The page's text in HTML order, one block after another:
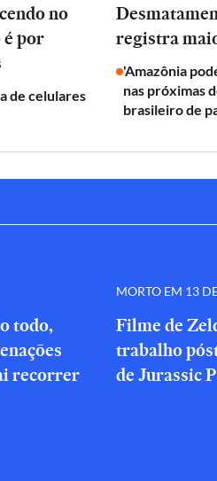
no
por
de celulares
registra
'Amazônia
nas próximas
brasileiro de
todo,
recorrer
MORTO EM 13
Filme de
trabalho
de Jurassic